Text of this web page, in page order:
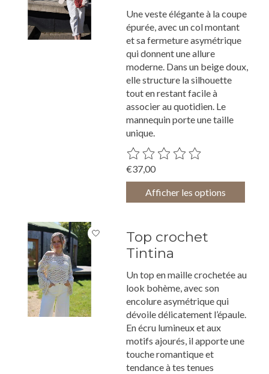
Une veste élégante à la coupe
épurée, avec un col montant
et sa fermeture asymétrique
qui donnent une allure
moderne. Dans un beige doux,
elle structure la silhouette
tout en restant facile à
associer au quotidien. Le
mannequin porte une taille
unique.
Ce produit est évalué à
€37,00
Afficher les options
Top crochet
Tintina
Un top en maille crochetée au
look bohème, avec son
encolure asymétrique qui
dévoile délicatement l’épaule.
En écru lumineux et aux
motifs ajourés, il apporte une
touche romantique et
tendance à tes tenues